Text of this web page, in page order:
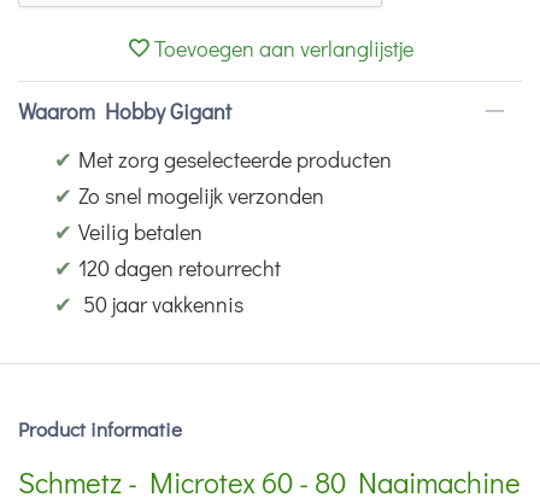
Toevoegen aan verlanglijstje
Waarom Hobby Gigant
✔ Met zorg geselecteerde producten
✔ Zo snel mogelijk verzonden
✔ Veilig betalen
✔ 120 dagen retourrecht
✔ 50 jaar vakkennis
Product informatie
Schmetz - Microtex 60 - 80 Naaimachine